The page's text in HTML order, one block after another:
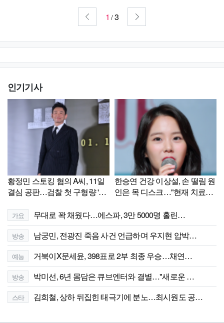
1 /3
인기기사
황정민 스토킹 혐의 A씨, 11일
결심 공판…검찰 첫 구형량 '주
한승연 건강 이상설, 손 떨림 원
인은 목 디스크…"현재 치료
가요 무대로 꽉 채웠다…에스파, 3만 5000명 홀린…
방송 남궁민, 전광진 죽음 사건 언급하며 우지현 압박…
예능 거북이X문세윤, 398표로 2부 최종 우승…채연…
방송 박미선, 6년 몸담은 큐브엔터와 결별…"새로운 …
스타 김희철, 상하 뒤집힌 태극기에 분노…최시원도 공…